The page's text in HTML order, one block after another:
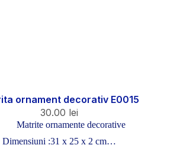
ornament decorativ E0015
30.00 lei
Matrite ornamente decorative
Dimensiuni :31 x 25 x 2 cm…